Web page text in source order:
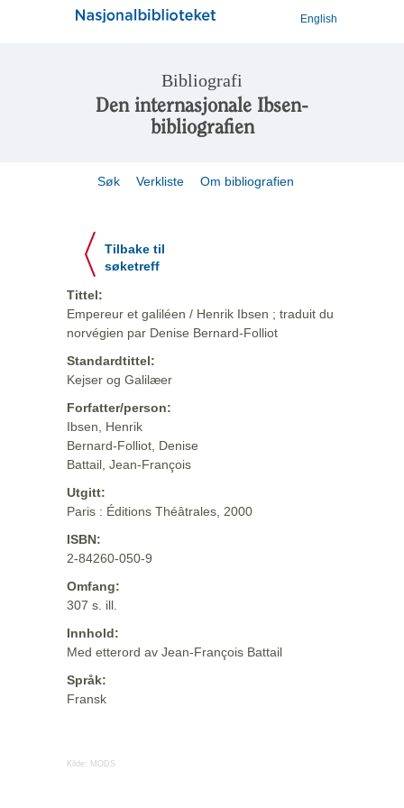
English
Bibliografi
Den internasjonale Ibsen-
bibliografien
Søk Verkliste Om bibliografien
Tilbake til
søketreff
Tittel:
Empereur et galiléen / Henrik Ibsen ; traduit du
norvégien par Denise Bernard-Folliot
Standardtittel:
Kejser og Galilæer
Forfatter/person:
Ibsen, Henrik
Bernard-Folliot, Denise
Battail, Jean-François
Utgitt:
Paris : Éditions Théâtrales, 2000
ISBN:
2-84260-050-9
Omfang:
307 s. ill.
Innhold:
Med etterord av Jean-François Battail
Språk:
Fransk
Kilde: MODS